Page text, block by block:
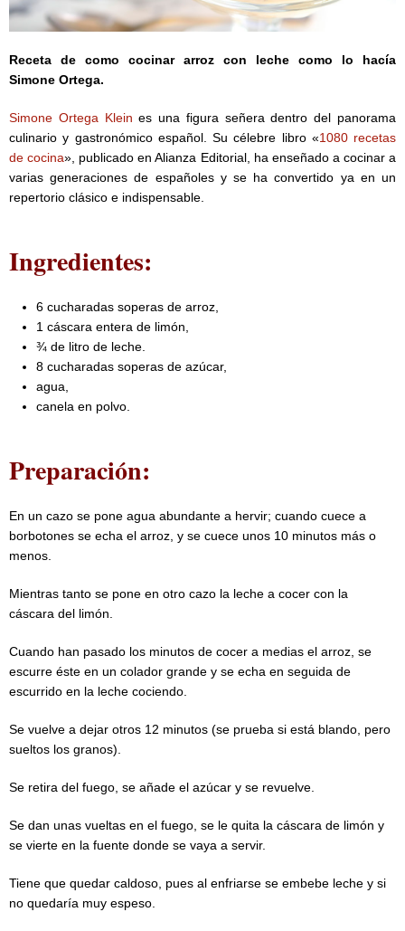
Receta de como cocinar arroz con leche como lo hacía
Simone Ortega.
Simone Ortega Klein es una figura señera dentro del panorama
culinario y gastronómico español. Su célebre libro «1080 recetas
de cocina», publicado en Alianza Editorial, ha enseñado a cocinar a
varias generaciones de españoles y se ha convertido ya en un
repertorio clásico e indispensable.
Ingredientes:
6 cucharadas soperas de arroz,
1 cáscara entera de limón,
¾ de litro de leche.
8 cucharadas soperas de azúcar,
agua,
canela en polvo.
Preparación:
En un cazo se pone agua abundante a hervir; cuando cuece a
borbotones se echa el arroz, y se cuece unos 10 minutos más o
menos.
Mientras tanto se pone en otro cazo la leche a cocer con la
cáscara del limón.
Cuando han pasado los minutos de cocer a medias el arroz, se
escurre éste en un colador grande y se echa en seguida de
escurrido en la leche cociendo.
Se vuelve a dejar otros 12 minutos (se prueba si está blando, pero
sueltos los granos).
Se retira del fuego, se añade el azúcar y se revuelve.
Se dan unas vueltas en el fuego, se le quita la cáscara de limón y
se vierte en la fuente donde se vaya a servir.
Tiene que quedar caldoso, pues al enfriarse se embebe leche y si
no quedaría muy espeso.